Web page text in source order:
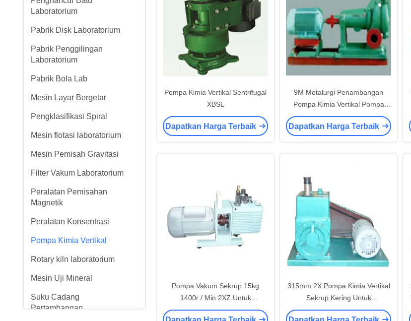
Laboratorium
Pabrik Disk Laboratorium
Pabrik Penggilingan
Laboratorium
Pabrik Bola Lab
Mesin Layar Bergetar
Pengklasifikasi Spiral
Mesin flotasi laboratorium
Mesin Pemisah Gravitasi
Filter Vakum Laboratorium
Peralatan Pemisahan
Magnetik
Peralatan Konsentrasi
Pompa Kimia Vertikal
Rotary kiln laboratorium
Mesin Uji Mineral
Suku Cadang
Pertambangan
Pompa Kimia Vertikal Sentrifugal
XBSL
Dapatkan Harga Terbaik
9M Metalurgi Penambangan
Pompa Kimia Vertikal Pompa
Pasir Horisontal
Dapatkan Harga Terbaik
Pompa Vakum Sekrup 15kg
1400r / Min 2XZ Untuk
Laboratorium '
315mm 2X Pompa Kimia Vertikal
Sekrup Kering Untuk
Penggunaan Laboratorium